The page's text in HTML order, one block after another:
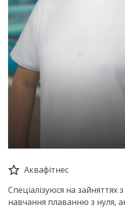
Аквафітнес
Спеціалізуюся на зайняттях
навчання плаванню з нуля,